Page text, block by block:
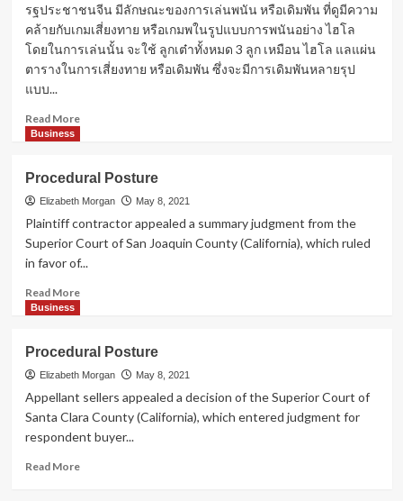
รฐประชาชนจีน มีลักษณะของการเล่นพนัน หรือเดิมพัน ที่ดูมีความ
คล้ายกับเกมเสี่ยงทาย หรือเกมพในรูปแบบการพนันอย่าง ไฮโล
โดยในการเล่นนั้น จะใช้ ลูกเต๋าทั้งหมด 3 ลูก เหมือน ไฮโล แลแผ่น
ตารางในการเสี่ยงทาย หรือเดิมพัน ซึ่งจะมีการเดิมพันหลายรุป
แบบ...
Read MoreRead
เต้า
ปู
ปลา
คือ
Business
Procedural Posture
Elizabeth Morgan May 8, 2021
Plaintiff contractor appealed a summary judgment from the
Superior Court of San Joaquin County (California), which ruled
in favor of...
Read MoreRead
Posture
Business
Procedural Posture
Elizabeth Morgan May 8, 2021
Appellant sellers appealed a decision of the Superior Court of
Santa Clara County (California), which entered judgment for
respondent buyer...
Read MoreRead